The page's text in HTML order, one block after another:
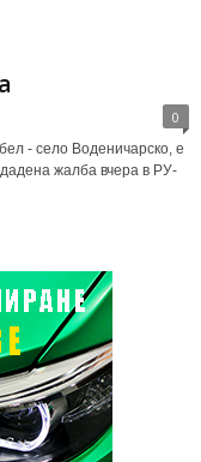
0
- село Воденичарско, е
жалба вчера в РУ-